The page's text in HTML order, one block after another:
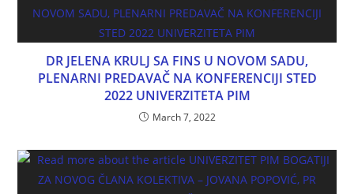
DR JELENA KRULJ SA FINS U NOVOM SADU,
PLENARNI PREDAVAČ NA KONFERENCIJI STED
2022 UNIVERZITETA PIM
March 7, 2022